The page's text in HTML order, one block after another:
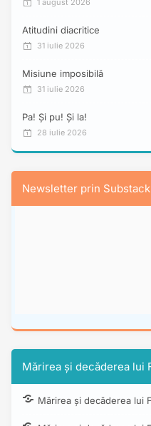
1 august 2026
Atitudini diacritice
31 iulie 2026
Misiune imposibilă
31 iulie 2026
Pa! Și pu! Și la!
28 iulie 2026
Newsletter prin Substack
Mărirea și decăderea lui
Mărirea și decăderea lui